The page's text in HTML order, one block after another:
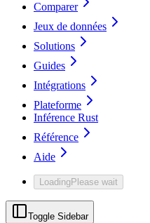
Comparer
Jeux de données
Solutions
Guides
Intégrations
Plateforme
Inférence Rust
Référence
Aide
LoadingPlease wait
Toggle Sidebar